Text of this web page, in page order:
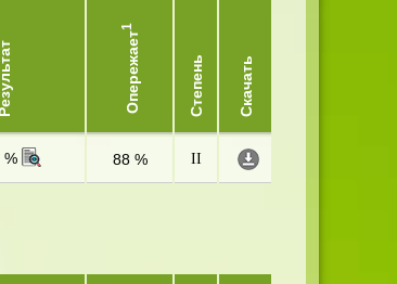
Результат Опережает
1
Степень Скачать
% 88 % II